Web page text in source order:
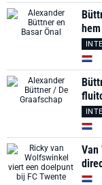
Van